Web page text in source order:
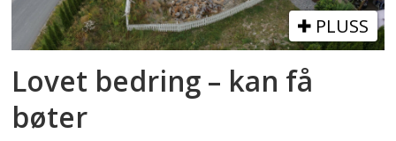
PLUSS
Lovet bedring – kan få
bøter